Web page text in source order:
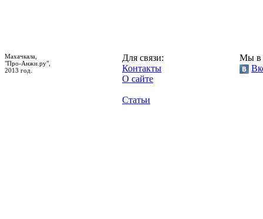
Махачкала,
"Про-Анжи.ру",
2013 год.
Для связи:
Контакты
О сайте
Статьи
Мы в